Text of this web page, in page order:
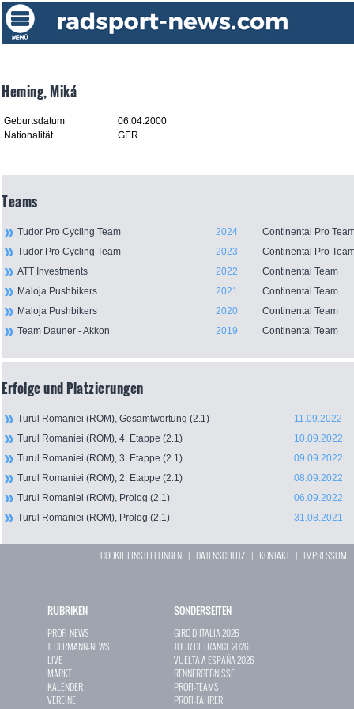
Heming, Miká
Geburtsdatum
06.04.2000
Nationalität
GER
Teams
Tudor Pro Cycling Team 2024
Continental Pro
Tudor Pro Cycling Team
2023
Continental Pro
ATT Investments
2022
Continental Team
Maloja Pushbikers
2021
Continental Team
Maloja Pushbikers
2020
Continental Team
Team Dauner - Akkon
2019 Continental Team
Erfolge und Platzierungen
Turul Romaniei (ROM), Gesamtwertung (2.1)
11.09.2022
Turul Romaniei (ROM), 4. Etappe (2.1)
10.09.2022
Turul Romaniei (ROM), 3. Etappe (2.1)
09.09.2022
Turul Romaniei (ROM), 2. Etappe (2.1)
08.09.2022
Turul Romaniei (ROM), Prolog (2.1)
06.09.2022
Turul Romaniei (ROM), Prolog (2.1)
31.08.2021
COOKIE EINSTELLUNGEN | DATENSCHUTZ | KONTAKT| IMPRESSUM
RUBRIKEN
PROFI-NEWS
JEDERMANN-NEWS
LIVE
MARKT
KALENDER
VEREINE
SONDERSEITEN
GIRO D`ITALIA 2026
TOUR DE FRANCE 2026
VUELTA A ESPAÑA 2026
RENNERGEBNISSE
PROFI-TEAMS
PROFI-FAHRER